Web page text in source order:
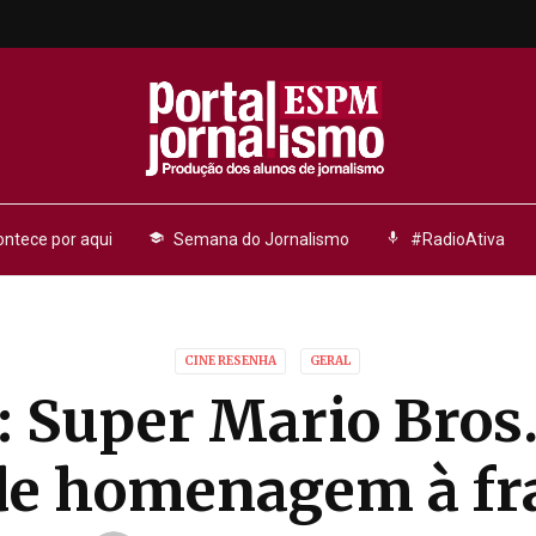
por aqui school Semana do Jornalismo mic #RadioAtiva
CINE RESENHA GERAL
Super Mario
homenagem à